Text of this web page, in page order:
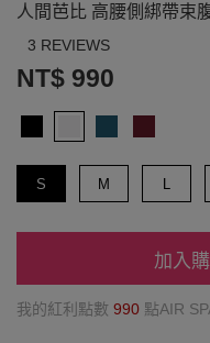
人間芭比 高腰側綁帶束
3 REVIEWS
NT$ 990
S M L
加入
我的紅利點數 990 點AIR